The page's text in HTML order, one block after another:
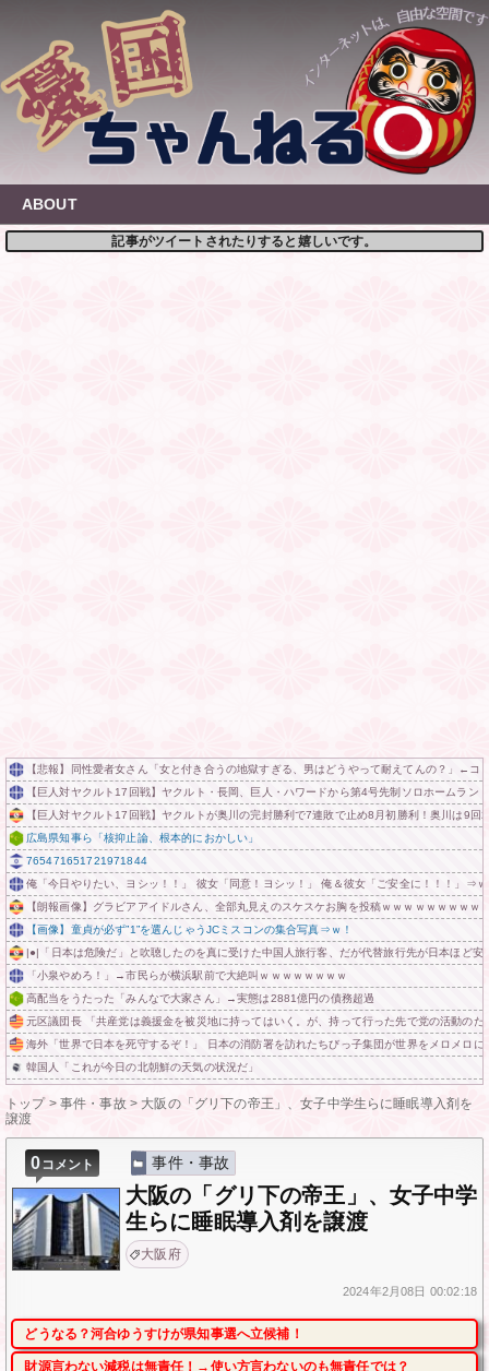
content
ABOUT
記事がツイートされたりすると嬉しいです。
【悲報】同性愛者女さん「女と付き合うの地獄すぎる、男はどうやって耐えてんの？」←コ
【巨人対ヤクルト17回戦】ヤクルト・長岡、巨人・ハワードから第4号先制ソロホームラン
【巨人対ヤクルト17回戦】ヤクルトが奥川の完封勝利で7連敗で止め8月初勝利！奥川は9
広島県知事ら「核抑止論、根本的におかしい」
765471651721971844
俺「今日やりたい、ヨシッ！！」 彼女「同意！ヨシッ！」 俺＆彼女「ご安全に！！！」⇒
【朗報画像】グラビアアイドルさん、全部丸見えのスケスケお胸を投稿ｗｗｗｗｗｗｗｗｗ
【画像】童貞が必ず”1”を選んじゃうJCミスコンの集合写真⇒ｗ！
|●|「日本は危険だ」と吹聴したのを真に受けた中国人旅行客、だが代替旅行先が日本ほど
「小泉やめろ！」→市民らが横浜駅前で大絶叫ｗｗｗｗｗｗｗｗ
高配当をうたった「みんなで大家さん」→実態は2881億円の債務超過
元区議団長 「共産党は義援金を被災地に持ってはいく。が、持って行った先で党の活動のた
海外「世界で日本を死守するぞ！」 日本の消防署を訪れたちびっ子集団が世界をメロメロに
韓国人「これが今日の北朝鮮の天気の状況だ」
トップ> 事件・事故> 大阪の「グリ下の帝王」、女子中学生らに睡眠導入剤を
譲渡
0コメント 事件・事故
大阪の「グリ下の帝王」、女子中学
生らに睡眠導入剤を譲渡
大阪府
2024年2月08日 00:02:18
どうなる？河合ゆうすけが県知事選へ立候補！
財源言わない減税は無責任！→使い方言わないのも無責任では？